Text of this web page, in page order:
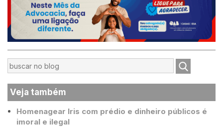
Veja também
Homenagear Iris com prédio e dinheiro públicos é
imoral e ilegal